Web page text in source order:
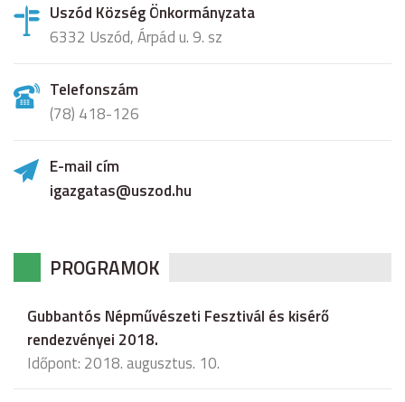
Uszód Község Önkormányzata
6332 Uszód, Árpád u. 9. sz
Telefonszám
(78) 418-126
E-mail cím
igazgatas@uszod.hu
PROGRAMOK
Gubbantós Népművészeti Fesztivál és kisérő
rendezvényei 2018.
Időpont: 2018. augusztus. 10.